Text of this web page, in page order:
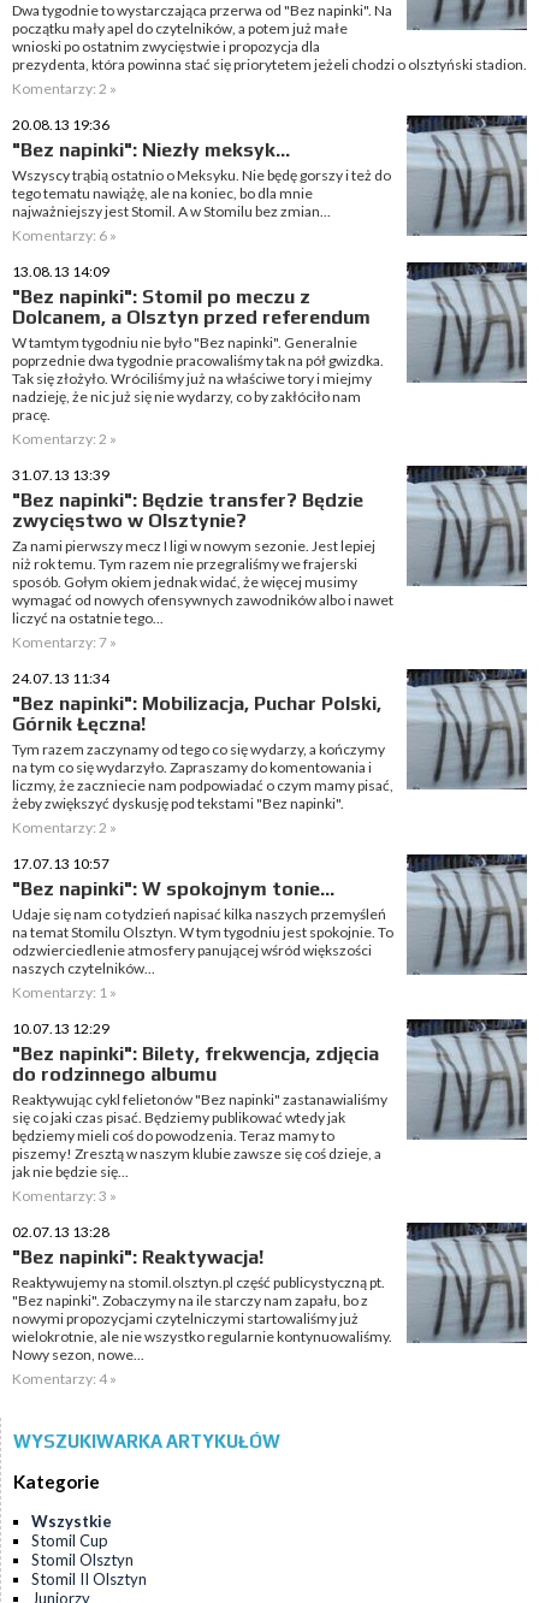
Dwa tygodnie to wystarczająca przerwa od "Bez napinki". Na
początku mały apel do czytelników, a potem już małe
wnioski po ostatnim zwycięstwie i propozycja dla
prezydenta, która powinna stać się priorytetem jeżeli chodzi o olsztyński stadion.
Komentarzy: 2 »
20.08.13 19:36
"Bez napinki": Niezły meksyk...
Wszyscy trąbią ostatnio o Meksyku. Nie będę gorszy i też do
tego tematu nawiążę, ale na koniec, bo dla mnie
najważniejszy jest Stomil. A w Stomilu bez zmian...
Komentarzy: 6 »
13.08.13 14:09
"Bez napinki": Stomil po meczu z
Dolcanem, a Olsztyn przed referendum
W tamtym tygodniu nie było "Bez napinki". Generalnie
poprzednie dwa tygodnie pracowaliśmy tak na pół gwizdka.
Tak się złożyło. Wróciliśmy już na właściwe tory i miejmy
nadzieję, że nic już się nie wydarzy, co by zakłóciło nam
pracę.
Komentarzy: 2 »
31.07.13 13:39
"Bez napinki": Będzie transfer? Będzie
zwycięstwo w Olsztynie?
Za nami pierwszy mecz I ligi w nowym sezonie. Jest lepiej
niż rok temu. Tym razem nie przegraliśmy we frajerski
sposób. Gołym okiem jednak widać, że więcej musimy
wymagać od nowych ofensywnych zawodników albo i nawet
liczyć na ostatnie tego...
Komentarzy: 7 »
24.07.13 11:34
"Bez napinki": Mobilizacja, Puchar Polski,
Górnik Łęczna!
Tym razem zaczynamy od tego co się wydarzy, a kończymy
na tym co się wydarzyło. Zapraszamy do komentowania i
liczmy, że zaczniecie nam podpowiadać o czym mamy pisać,
żeby zwiększyć dyskusję pod tekstami "Bez napinki".
Komentarzy: 2 »
17.07.13 10:57
"Bez napinki": W spokojnym tonie...
Udaje się nam co tydzień napisać kilka naszych przemyśleń
na temat Stomilu Olsztyn. W tym tygodniu jest spokojnie. To
odzwierciedlenie atmosfery panującej wśród większości
naszych czytelników...
Komentarzy: 1 »
10.07.13 12:29
"Bez napinki": Bilety, frekwencja, zdjęcia
do rodzinnego albumu
Reaktywując cykl felietonów "Bez napinki" zastanawialiśmy
się co jaki czas pisać. Będziemy publikować wtedy jak
będziemy mieli coś do powodzenia. Teraz mamy to
piszemy! Zresztą w naszym klubie zawsze się coś dzieje, a
jak nie będzie się...
Komentarzy: 3 »
02.07.13 13:28
"Bez napinki": Reaktywacja!
Reaktywujemy na stomil.olsztyn.pl część publicystyczną pt.
"Bez napinki". Zobaczymy na ile starczy nam zapału, bo z
nowymi propozycjami czytelniczymi startowaliśmy już
wielokrotnie, ale nie wszystko regularnie kontynuowaliśmy.
Nowy sezon, nowe...
Komentarzy: 4 »
WYSZUKIWARKA ARTYKUŁÓW
Kategorie
Wszystkie
Stomil Cup
Stomil Olsztyn
Stomil II Olsztyn
Juniorzy